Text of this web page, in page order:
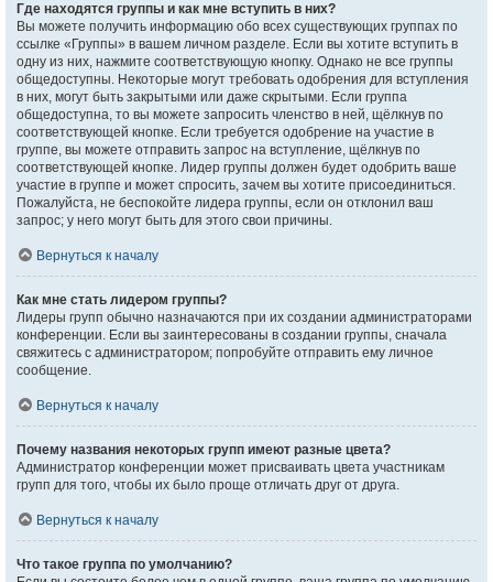
Где находятся группы и как мне вступить в них?
Вы можете получить информацию обо всех существующих группах по
ссылке «Группы» в вашем личном разделе. Если вы хотите вступить в
одну из них, нажмите соответствующую кнопку. Однако не все группы
общедоступны. Некоторые могут требовать одобрения для вступления
в них, могут быть закрытыми или даже скрытыми. Если группа
общедоступна, то вы можете запросить членство в ней, щёлкнув по
соответствующей кнопке. Если требуется одобрение на участие в
группе, вы можете отправить запрос на вступление, щёлкнув по
соответствующей кнопке. Лидер группы должен будет одобрить ваше
участие в группе и может спросить, зачем вы хотите присоединиться.
Пожалуйста, не беспокойте лидера группы, если он отклонил ваш
запрос; у него могут быть для этого свои причины.
Вернуться к началу
Как мне стать лидером группы?
Лидеры групп обычно назначаются при их создании администраторами
конференции. Если вы заинтересованы в создании группы, сначала
свяжитесь с администратором; попробуйте отправить ему личное
сообщение.
Вернуться к началу
Почему названия некоторых групп имеют разные цвета?
Администратор конференции может присваивать цвета участникам
групп для того, чтобы их было проще отличать друг от друга.
Вернуться к началу
Что такое группа по умолчанию?